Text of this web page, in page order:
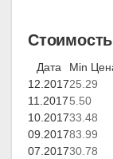
Дата Min
12.201725.29
11.20175.50
10.201733.48
09.201783.99
07.201730.78